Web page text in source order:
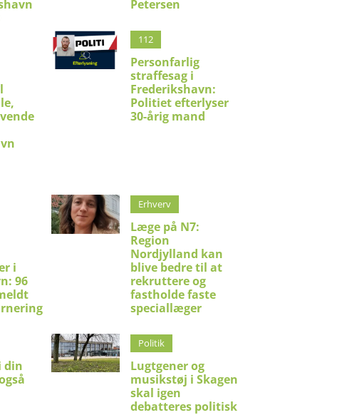
i
96
din
Petersen
112
Personfarlig
straffesag i
Frederikshavn:
Politiet efterlyser
30-årig mand
Erhverv
Læge på N7:
Region
Nordjylland kan
blive bedre til at
rekruttere og
fastholde faste
speciallæger
Politik
Lugtgener og
musikstøj i Skagen
skal igen
debatteres politisk